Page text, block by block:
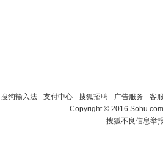
搜狗输入法 - 支付中心 - 搜狐招聘 - 广告服务 - 客
Copyright©2016
搜狐不良信息举